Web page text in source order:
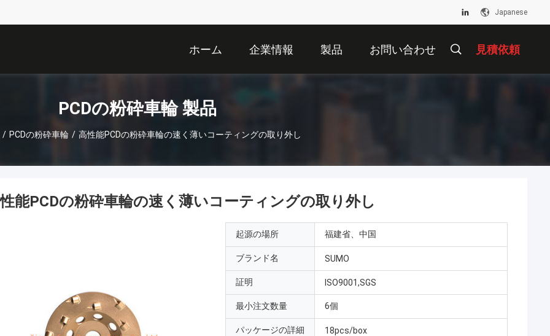
Japanese
ホーム 企業情報 製品 お問い合わせ 見積依頼
PCDの粉砕車輪 製品
/ PCDの粉砕車輪 / 高性能PCDの粉砕車輪の速く薄いコーティングの取り外し
能PCDの粉砕車輪の速く薄いコーティングの取り外し
起源の場所 福建省、中国
ブランド名 SUMO
証明 ISO9001,SGS
最小注文数量 6個
パッケージの詳細 18pcs/box